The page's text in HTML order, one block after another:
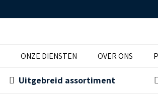
ONZE DIENSTEN OVER ONS
Uitgebreid assortiment